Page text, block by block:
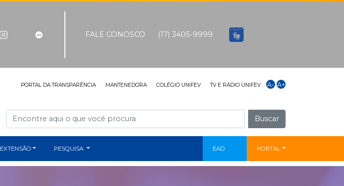
FALE CONOSCO (17) 3405-9999
PORTAL DA TRANSPARÊNCIA MANTENEDORA COLÉGIO UNIFEV TV E RÁDIO UNIFEV A- A+
Buscar
EXTENSÃO PESQUISA EAD PORTAL